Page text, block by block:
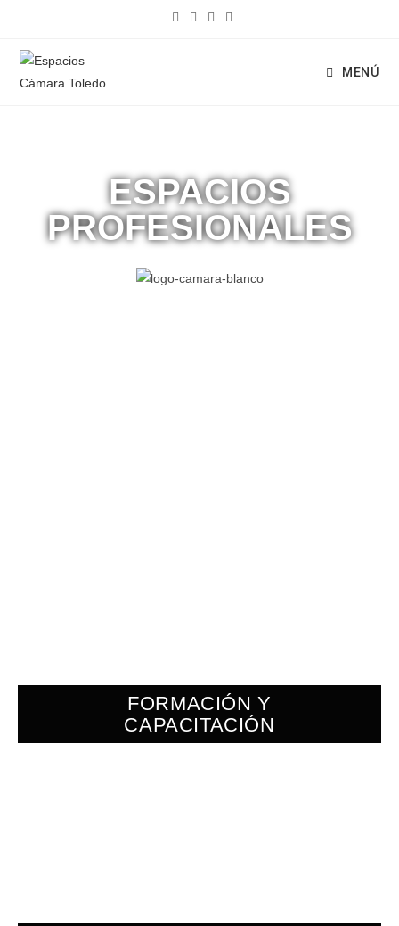
MENÚ
ESPACIOS
PROFESIONALES
FORMACIÓN Y
CAPACITACIÓN